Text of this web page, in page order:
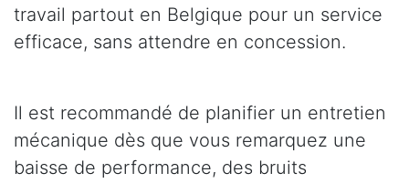
travail partout en Belgique pour un service
efficace, sans attendre en concession.
Il est recommandé de planifier un entretien
mécanique dès que vous remarquez une
baisse de performance, des bruits